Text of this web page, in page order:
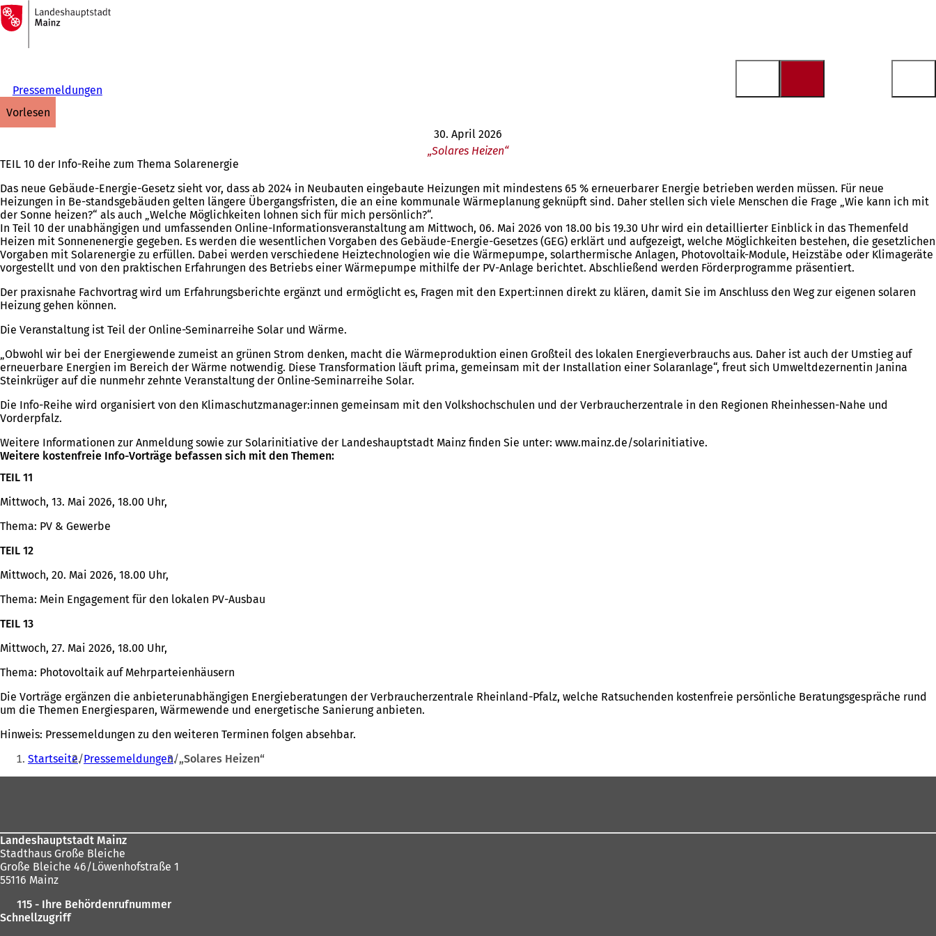
Inhalt anspringen
Zur
Startseite
Pressemeldungen
vorlesen
30. April 2026
„Solares Heizen“
TEIL 10 der Info-Reihe zum Thema Solarenergie
Das neue Gebäude-Energie-Gesetz sieht vor, dass ab 2024 in Neubauten eingebaute Heizungen mit mindestens 65 % erneuerbarer Energie betrieben werden müssen. Für neue
Heizungen in Be-standsgebäuden gelten längere Übergangsfristen, die an eine kommunale Wärmeplanung geknüpft sind. Daher stellen sich viele Menschen die Frage „Wie kann ich mit
der Sonne heizen?“ als auch „Welche Möglichkeiten lohnen sich für mich persönlich?“.
In Teil 10 der unabhängigen und umfassenden Online-Informationsveranstaltung am Mittwoch, 06. Mai 2026 von 18.00 bis 19.30 Uhr wird ein detaillierter Einblick in das Themenfeld
Heizen mit Sonnenenergie gegeben. Es werden die wesentlichen Vorgaben des Gebäude-Energie-Gesetzes (GEG) erklärt und aufgezeigt, welche Möglichkeiten bestehen, die gesetzlichen
Vorgaben mit Solarenergie zu erfüllen. Dabei werden verschiedene Heiztechnologien wie die Wärmepumpe, solarthermische Anlagen, Photovoltaik-Module, Heizstäbe oder Klimageräte
vorgestellt und von den praktischen Erfahrungen des Betriebs einer Wärmepumpe mithilfe der PV-Anlage berichtet. Abschließend werden Förderprogramme präsentiert.
Der praxisnahe Fachvortrag wird um Erfahrungsberichte ergänzt und ermöglicht es, Fragen mit den Expert:innen direkt zu klären, damit Sie im Anschluss den Weg zur eigenen solaren
Heizung gehen können.
Die Veranstaltung ist Teil der Online-Seminarreihe Solar und Wärme.
„Obwohl wir bei der Energiewende zumeist an grünen Strom denken, macht die Wärmeproduktion einen Großteil des lokalen Energieverbrauchs aus. Daher ist auch der Umstieg auf
erneuerbare Energien im Bereich der Wärme notwendig. Diese Transformation läuft prima, gemeinsam mit der Installation einer Solaranlage“, freut sich Umweltdezernentin Janina
Steinkrüger auf die nunmehr zehnte Veranstaltung der Online-Seminarreihe Solar.
Die Info-Reihe wird organisiert von den Klimaschutzmanager:innen gemeinsam mit den Volkshochschulen und der Verbraucherzentrale in den Regionen Rheinhessen-Nahe und
Vorderpfalz.
Weitere Informationen zur Anmeldung sowie zur Solarinitiative der Landeshauptstadt Mainz finden Sie unter: www.mainz.de/solarinitiative.
Weitere kostenfreie Info-Vorträge befassen sich mit den Themen:
TEIL 11
Mittwoch, 13. Mai 2026, 18.00 Uhr,
Thema: PV & Gewerbe
TEIL 12
Mittwoch, 20. Mai 2026, 18.00 Uhr,
Thema: Mein Engagement für den lokalen PV-Ausbau
TEIL 13
Mittwoch, 27. Mai 2026, 18.00 Uhr,
Thema: Photovoltaik auf Mehrparteienhäusern
Die Vorträge ergänzen die anbieterunabhängigen Energieberatungen der Verbraucherzentrale Rheinland-Pfalz, welche Ratsuchenden kostenfreie persönliche Beratungsgespräche rund
um die Themen Energiesparen, Wärmewende und energetische Sanierung anbieten.
Hinweis: Pressemeldungen zu den weiteren Terminen folgen absehbar.
Sie
befinden
Startseite Pressemeldungen „Solares Heizen“
Landeshauptstadt Mainz
Stadthaus Große Bleiche
Große Bleiche 46/Löwenhofstraße 1
55116 Mainz
115 - Ihre Behördenrufnummer
Schnellzugriff